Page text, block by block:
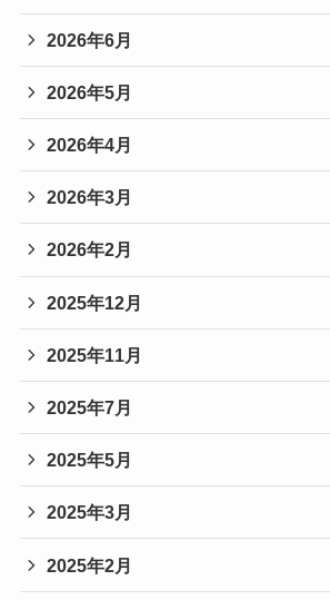
2026年6月
2026年5月
2026年4月
2026年3月
2026年2月
2025年12月
2025年11月
2025年7月
2025年5月
2025年3月
2025年2月